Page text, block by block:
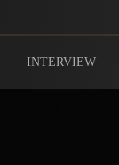
INTERVIEW